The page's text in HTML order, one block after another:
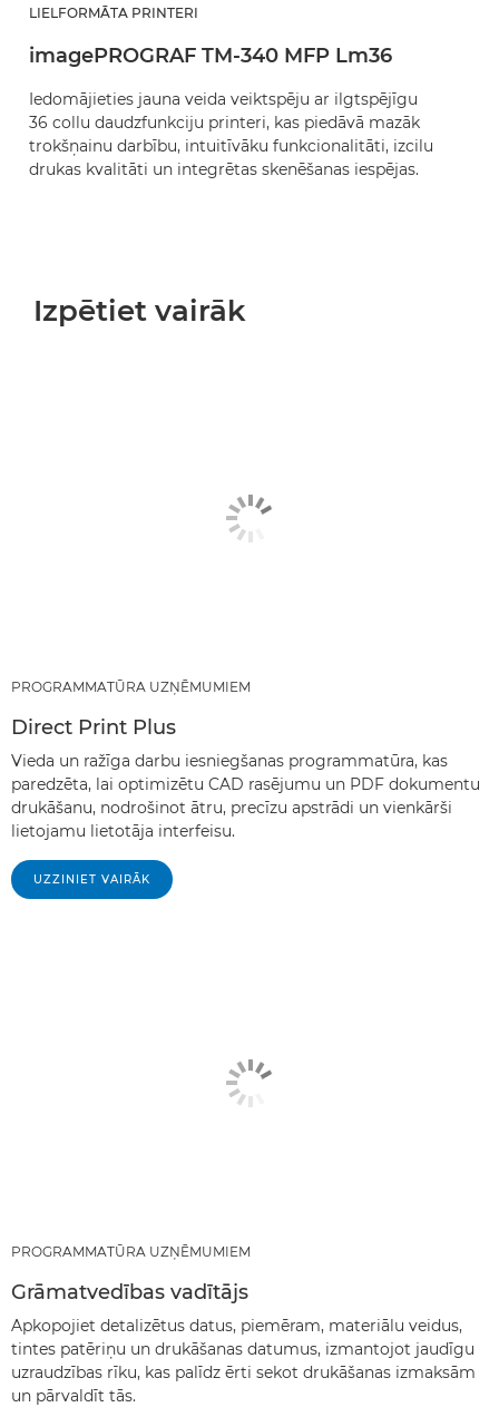
LIELFORMĀTA PRINTERI
imagePROGRAF TM-340 MFP Lm36
Iedomājieties jauna veida veiktspēju ar ilgtspējīgu
36 collu daudzfunkciju printeri, kas piedāvā mazāk
trokšņainu darbību, intuitīvāku funkcionalitāti, izcilu
drukas kvalitāti un integrētas skenēšanas iespējas.
Izpētiet vairāk
PROGRAMMATŪRA UZŅĒMUMIEM
Direct Print Plus
Vieda un ražīga darbu iesniegšanas programmatūra, kas
paredzēta, lai optimizētu CAD rasējumu un PDF dokumentu
drukāšanu, nodrošinot ātru, precīzu apstrādi un vienkārši
lietojamu lietotāja interfeisu.
UZZINIET VAIRĀK
PROGRAMMATŪRA UZŅĒMUMIEM
Grāmatvedības vadītājs
Apkopojiet detalizētus datus, piemēram, materiālu veidus,
tintes patēriņu un drukāšanas datumus, izmantojot jaudīgu
uzraudzības rīku, kas palīdz ērti sekot drukāšanas izmaksām
un pārvaldīt tās.